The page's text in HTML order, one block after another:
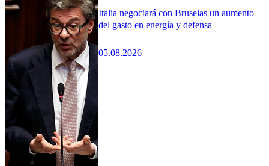
Italia negociará con Bruselas un aumento
del gasto en energía y defensa
05.08.2026